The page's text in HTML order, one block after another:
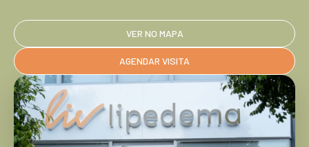
VER NO MAPA
AGENDAR VISITA